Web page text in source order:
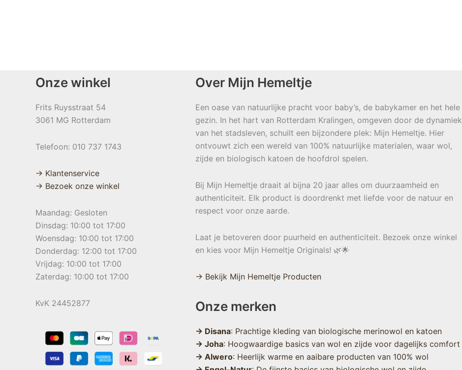
Onze winkel
Frits Ruysstraat 54
3061 MG Rotterdam
Telefoon: 010 737 1743
→ Klantenservice
→ Bezoek onze winkel
Maandag: Gesloten
Dinsdag: 10:00 tot 17:00
Woensdag: 10:00 tot 17:00
Donderdag: 12:00 tot 17:00
Vrijdag: 10:00 tot 17:00
Zaterdag: 10:00 tot 17:00
KvK 24452877
Over Mijn Hemeltje
Een oase van natuurlijke pracht voor baby’s, de babykamer en het hele
gezin. In het hart van Rotterdam Kralingen, omgeven door de dynamiek
van het stadsleven, schuilt een bijzondere plek: Mijn Hemeltje. Hier
ontvouwt zich een wereld van 100% natuurlijke materialen, waar wol,
zijde en biologisch katoen de hoofdrol spelen.
Bij Mijn Hemeltje draait al bijna 20 jaar alles om duurzaamheid en
authenticiteit. Elk product is doordrenkt met liefde voor de natuur en
respect voor onze aarde.
Laat je betoveren door puurheid en authenticiteit. Bezoek onze winkel
en kies voor Mijn Hemeltje Originals! 🌿🌟
→ Bekijk Mijn Hemeltje Producten
Onze merken
→ Disana: Prachtige kleding van biologische merinowol en katoen
→ Joha: Hoogwaardige basics van wol en zijde voor dagelijks comfort
→ Alwero: Heerlijk warme en aaibare producten van 100% wol